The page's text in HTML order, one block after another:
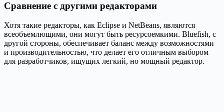
Сравнение с другими редакторами
Хотя такие редакторы, как Eclipse и NetBeans, являются
всеобъемлющими, они могут быть ресурсоемкими. Bluefish, с
другой стороны, обеспечивает баланс между возможностями
и производительностью, что делает его отличным выбором
для разработчиков, ищущих легкий, но мощный редактор.